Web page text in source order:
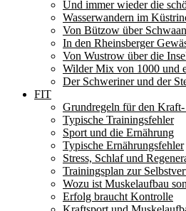
Und immer wieder die
Wasserwandern im
Von Bützow über
In den Rheinsberger
Von Wustrow über die
Wilder Mix von 1000 und
Der Schweriner und der
FIT
Grundregeln für den
Typische Trainingsfehler
Sport und die Ernährung
Typische Ernährungsfehler
Stress, Schlaf und
Trainingsplan zur
Wozu ist Muskelaufbau
Erfolg braucht Kontrolle